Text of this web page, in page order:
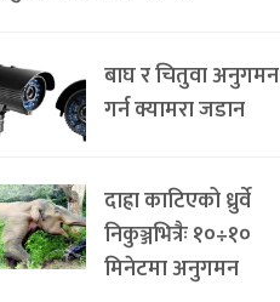
बाघ र चितुवा अनुगमन
गर्न क्यामरा जडान
दाह्रा काटिएको ध्रुर्वे
निकुञ्जभित्रैः १०÷१०
मिनेटमा अनुगमन